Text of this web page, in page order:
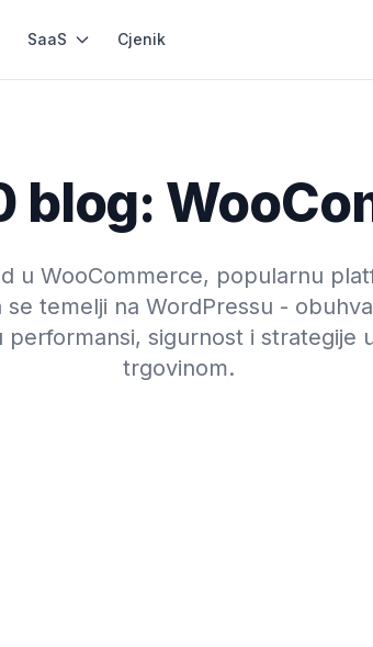
SaaS Cjenik
blog:
u WooCommerce, popularnu
se temelji na WordPressu -
performansi, sigurnost i strategije
trgovinom.